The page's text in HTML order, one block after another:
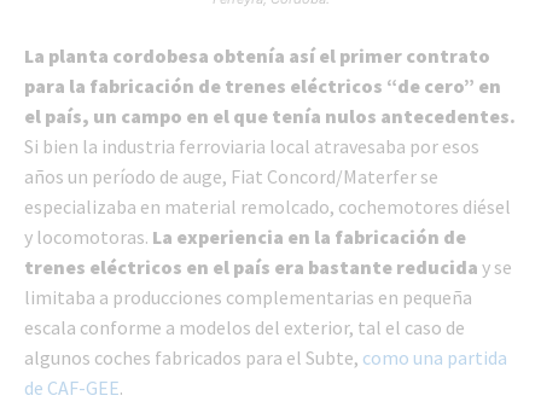
La planta cordobesa obtenía así el primer contrato
para la fabricación de trenes eléctricos “de cero” en
el país, un campo en el que tenía nulos antecedentes.
Si bien la industria ferroviaria local atravesaba por esos
años un período de auge, Fiat Concord/Materfer se
especializaba en material remolcado, cochemotores diésel
y locomotoras. La experiencia en la fabricación de
trenes eléctricos en el país era bastante reducida y se
limitaba a producciones complementarias en pequeña
escala conforme a modelos del exterior, tal el caso de
algunos coches fabricados para el Subte, como una partida
de CAF-GEE.